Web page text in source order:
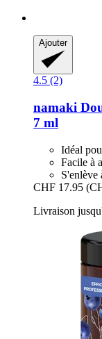
Ajouter
4.5 (2)
namaki
7 ml
Idéal
Facile à
S'enlève
CHF 17.95
Livraison